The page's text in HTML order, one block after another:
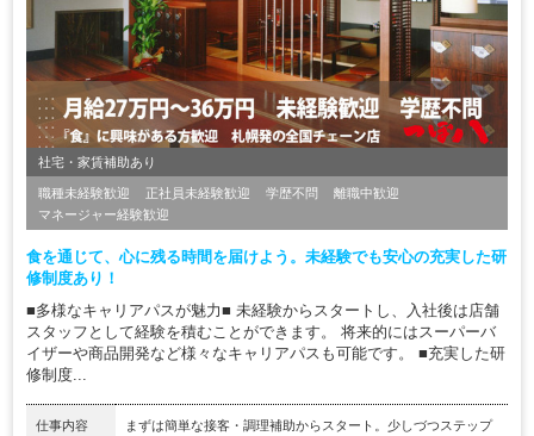
社宅・家賃補助あり
職種未経験歓迎 正社員未経験歓迎 学歴不問
離職中歓迎
マネージャー経験歓迎
食を通じて、心に残る時間を届けよう。未経験でも安心の充実した研
修制度あり！
■多様なキャリアパスが魅力■ 未経験からスタートし、入社後は店舗
スタッフとして経験を積むことができます。 将来的にはスーパーバ
イザーや商品開発など様々なキャリアパスも可能です。 ■充実した研
修制度...
仕事内容
まずは簡単な接客・調理補助からスタート。少しづつステップ